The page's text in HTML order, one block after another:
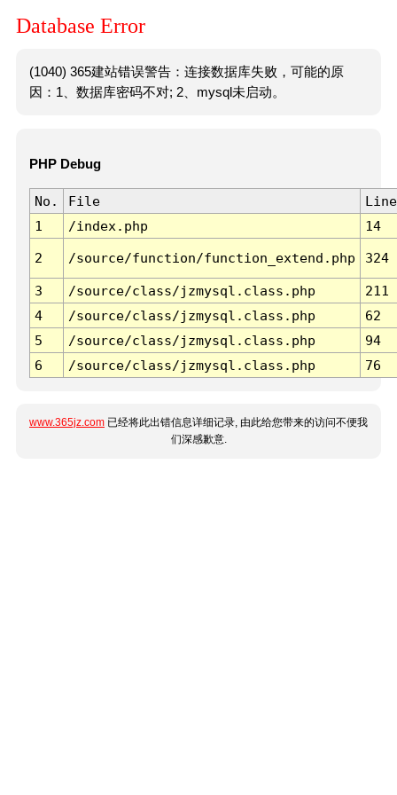
Database Error
(1040) 365建站错误警告：连接数据库失败，可能的原
因：1、数据库密码不对; 2、mysql未启动。
PHP Debug
No. File
Line
1
/index.php 14
2 /source/function/function_extend.php 324
3 /source/class/jzmysql.class.php
211
4
/source/class/jzmysql.class.php
62
5
/source/class/jzmysql.class.php
94
6
/source/class/jzmysql.class.php 76
www.365jz.com 已经将此出错信息详细记录, 由此给您带来的访问不便我
们深感歉意.